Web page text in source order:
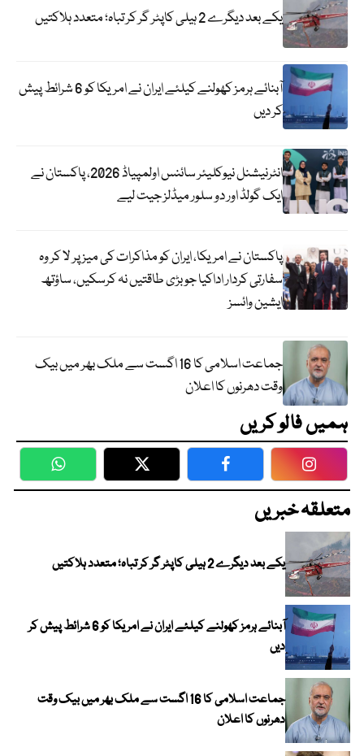
یکے بعد دیگرے 2 ہیلی کاپٹر گر کر تباہ؛ متعدد ہلاکتیں
آبنائے ہرمز کھولنے کیلئے ایران نے امریکا کو 6 شرائط پیش
کر دیں
انٹرنیشنل نیوکلیئر سائنس اولمپیاڈ 2026، پاکستان نے
ایک گولڈ اور دو سلور میڈلز جیت لیے
پاکستان نے امریکا، ایران کو مذاکرات کی میز پر لا کر وہ
سفارتی کردار اداکیا جو بڑی طاقتیں نہ کرسکیں، ساؤتھ
ایشین وائسز
جماعت اسلامی کا 16 اگست سے ملک بھر میں بیک
وقت دھرنوں کا اعلان
ہمیں فالو کریں
WhatsApp Twitter Facebook
متعلقہ خبریں
یکے بعد دیگرے 2 ہیلی کاپٹر گر کر تباہ؛ متعدد ہلاکتیں
آبنائے ہرمز کھولنے کیلئے ایران نے امریکا کو 6 شرائط پیش کر
دیں
جماعت اسلامی کا 16 اگست سے ملک بھر میں بیک وقت
دھرنوں کا اعلان